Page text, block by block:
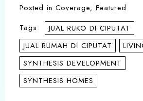
Posted in Coverage, Featured
Tags:
JUAL RUKO DI CIPUTAT
JUAL RUMAH DI CIPUTAT
SYNTHESIS DEVELOPMENT
SYNTHESIS HOMES